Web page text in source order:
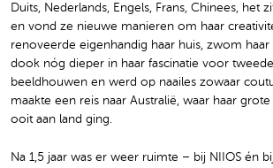
Duits, Nederlands, Engels, Frans, Chinees, het
en vond ze nieuwe manieren om haar
renoveerde eigenhandig haar huis, zwom
dook nóg dieper in haar fascinatie voor
beeldhouwen en werd op naailes zowaar
maakte een reis naar Australië, waar haar
ooit aan land ging.
Na 1,5 jaar was er weer ruimte – bij NIIOS én